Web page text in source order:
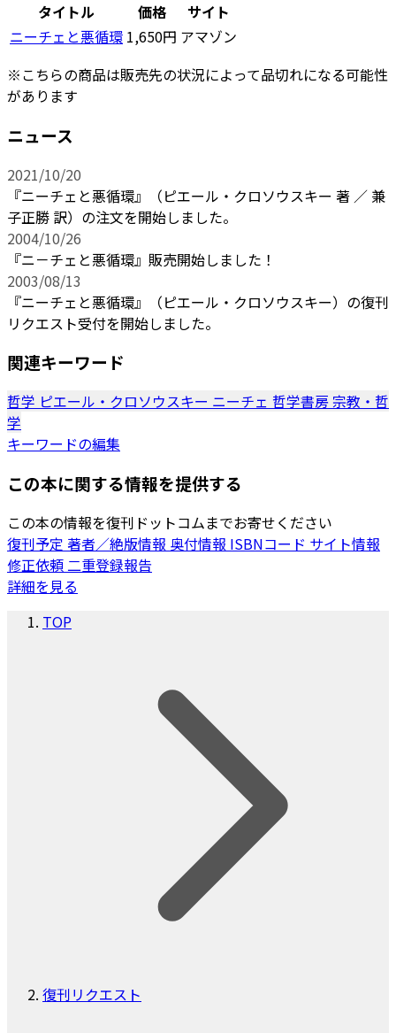
タイトル 価格
サイト
ニーチェと悪循環 1,650円 アマゾン
※こちらの商品は販売先の状況によって品切れになる可能性
があります
ニュース
2021/10/20
『ニーチェと悪循環』（ピエール・クロソウスキー 著 ／ 兼
子正勝 訳）の注文を開始しました。
2004/10/26
『ニ－チェと悪循環』販売開始しました！
2003/08/13
『ニーチェと悪循環』（ピエール・クロソウスキー）の復刊
リクエスト受付を開始しました。
関連キーワード
哲学 ピエール・クロソウスキー ニーチェ 哲学書房 宗教・哲
学
キーワードの編集
この本に関する情報を提供する
この本の情報を復刊ドットコムまでお寄せください
復刊予定 著者／絶版情報 奥付情報 ISBNコード サイト情報
修正依頼 二重登録報告
詳細を見る
TOP
復刊リクエスト